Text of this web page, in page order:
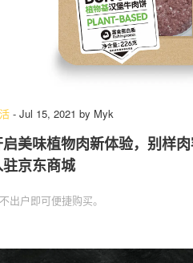
- Jul 15, 2021 by Myk
启美味植物肉新体验，别样
京东商城
出户即可便捷购买。